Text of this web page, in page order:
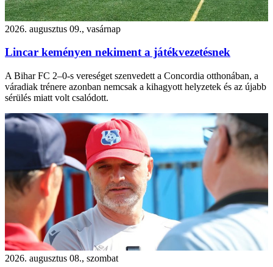
2026. augusztus 09., vasárnap
Lincar keményen nekiment a játékvezetésnek
A Bihar FC 2–0-s vereséget szenvedett a Concordia otthonában, a
váradiak trénere azonban nemcsak a kihagyott helyzetek és az újabb
sérülés miatt volt csalódott.
2026. augusztus 08., szombat